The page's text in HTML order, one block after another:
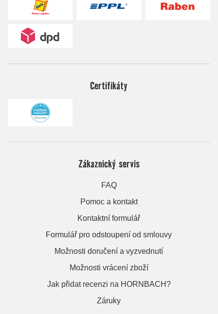
Certifikáty
Zákaznický servis
FAQ
Pomoc a kontakt
Kontaktní formulář
Formulář pro odstoupení od smlouvy
Možnosti doručení a vyzvednutí
Možnosti vrácení zboží
Jak přidat recenzi na HORNBACH?
Záruky